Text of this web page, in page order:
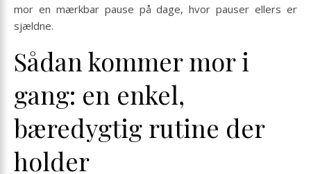
mor en mærkbar pause på dage, hvor pauser ellers er
sjældne.
Sådan kommer mor i
gang: en enkel,
bæredygtig rutine der
holder